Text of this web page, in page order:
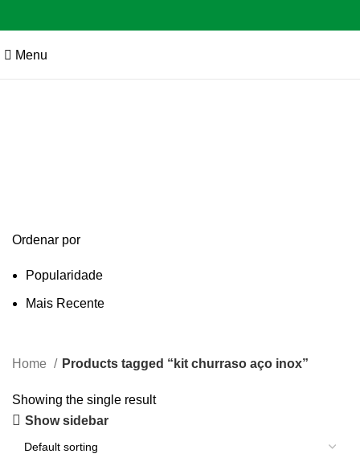
Menu
Ordenar por
Popularidade
Mais Recente
Home Products tagged “kit churraso aço inox”
Showing the single result
Show sidebar